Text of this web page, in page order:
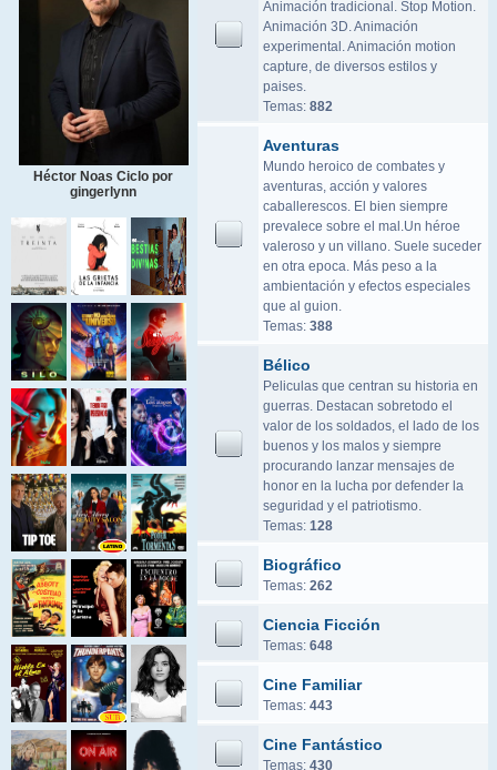
Héctor Noas Ciclo por
gingerlynn
Animación tradicional. Stop Motion.
Animación 3D. Animación
experimental. Animación motion
capture, de diversos estilos y
paises.
Temas: 882
Aventuras
Mundo heroico de combates y
aventuras, acción y valores
caballerescos. El bien siempre
prevalece sobre el mal.Un héroe
valeroso y un villano. Suele suceder
en otra epoca. Más peso a la
ambientación y efectos especiales
que al guion.
Temas: 388
Bélico
Peliculas que centran su historia en
guerras. Destacan sobretodo el
valor de los soldados, el lado de los
buenos y los malos y siempre
procurando lanzar mensajes de
honor en la lucha por defender la
seguridad y el patriotismo.
Temas: 128
Biográfico
Temas: 262
Ciencia Ficción
Temas: 648
Cine Familiar
Temas: 443
Cine Fantástico
Temas: 430